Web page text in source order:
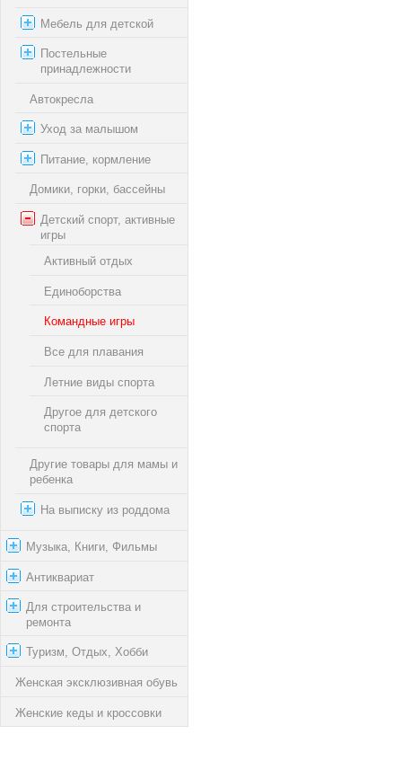
Мебель для детской
Постельные
принадлежности
Автокресла
Уход за малышом
Питание, кормление
Домики, горки, бассейны
Детский спорт, активные
игры
Активный отдых
Единоборства
Командные игры
Все для плавания
Летние виды спорта
Другое для детского
спорта
Другие товары для мамы и
ребенка
На выписку из роддома
Музыка, Книги, Фильмы
Антиквариат
Для строительства и
ремонта
Туризм, Отдых, Хобби
Женская эксклюзивная обувь
Женские кеды и кроссовки